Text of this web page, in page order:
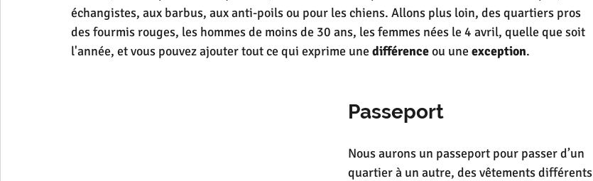
échangistes, aux barbus, aux anti-poils ou pour les chiens. Allons plus loin, des quartiers pros
des fourmis rouges, les hommes de moins de 30 ans, les femmes nées le 4 avril, quelle que soit
l'année, et vous pouvez ajouter tout ce qui exprime une différence ou une exception.
Passeport
Nous aurons un passeport pour passer d’un
quartier à un autre, des vêtements différents